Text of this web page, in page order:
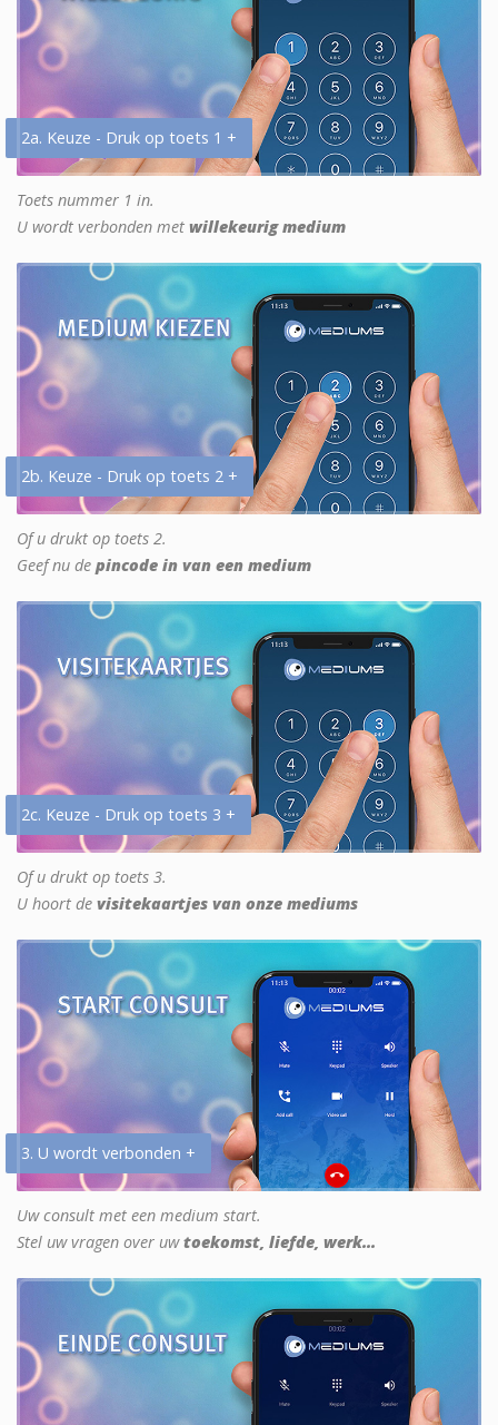
2a. Keuze - Druk op toets 1 +
Toets nummer 1 in.
U wordt verbonden met willekeurig medium
2b. Keuze - Druk op toets 2 +
Of u drukt op toets 2.
Geef nu de pincode in van een medium
2c. Keuze - Druk op toets 3 +
Of u drukt op toets 3.
U hoort de visitekaartjes van onze mediums
3. U wordt verbonden +
Uw consult met een medium start.
Stel uw vragen over uwtoekomst, liefde, werk...